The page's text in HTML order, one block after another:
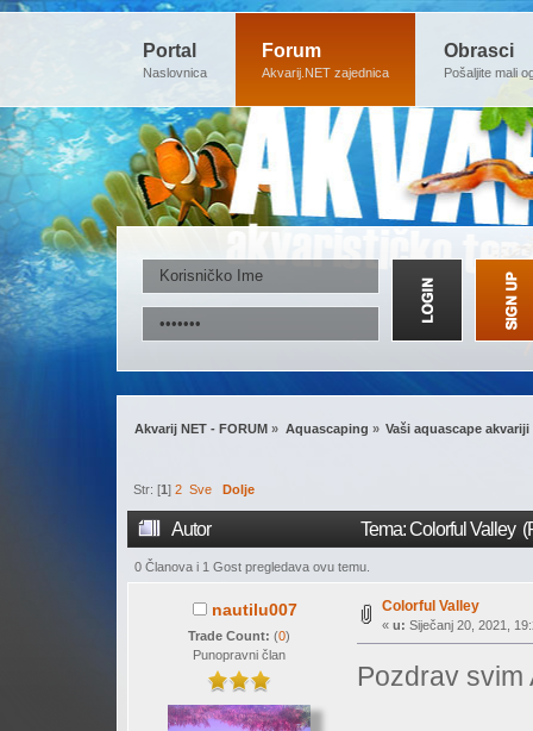
Portal
Naslovnica
Forum
Akvarij.NET zajednica
Obrasci
Pošaljite mali
Akvarij NET - FORUM » Aquascaping » Vaši aquascape akvariji
Str: [1]2 Sve Dolje
Autor Tema: Colorful Valley
0 Članova i 1 Gost pregledava ovu temu.
nautilu007
Trade Count: (0)
Punopravni član
Colorful Valley
« u: Siječanj 20, 2021,
Pozdrav